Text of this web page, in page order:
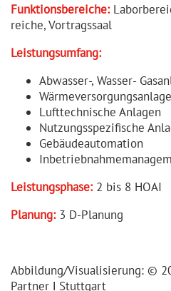
Funkti­ons­be­reiche:
reiche, Vortragssaal
Leistungs­umfang:
Abwasser-, Wasser-
Lufttechnische Anlagen
Nutzungsspezifische
Gebäudeautomation
Leistungsphase: 2 bis 8 HOAI
Planung: 3 D-Planung
Abbildung/Visuali­sierung: ©
Partner ǀ Stuttgart